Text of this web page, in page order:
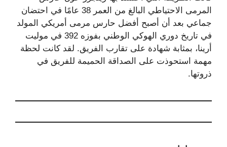
المرمى الاحتياطي البالغ من العمر 38 عامًا في احتضان
جماعي بعد أن أصبح أفضل حارس مرمى أمريكي المولد
في تاريخ دوري الهوكي الوطني بفوزه 392 في موليت
أرينا، بمثابة شهادة على تقارب الفريق. لقد كانت لحظة
مهمة استحوذت على الصداقة الحميمة للفريق في
ذروتها.